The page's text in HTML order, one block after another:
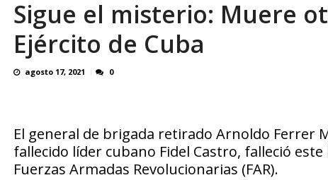
Exalumnos se organizan para ayudar a su
Sigue el misterio: Muere
Ejército de Cuba
agosto 17, 2021 0
El general de brigada retirado Arnoldo Ferrer
fallecido líder cubano Fidel Castro, falleció
Fuerzas Armadas Revolucionarias (FAR).